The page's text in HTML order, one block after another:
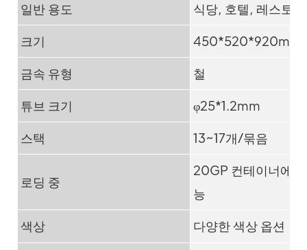
일반 용도 식당, 호텔, 레스토
크기 450*520*920mm
금속 유형 철
튜브 크기 φ25*1.2mm
스택 13~17개/묶음
로딩 중
20GP 컨테이너에
능
색상 다양한 색상 옵션